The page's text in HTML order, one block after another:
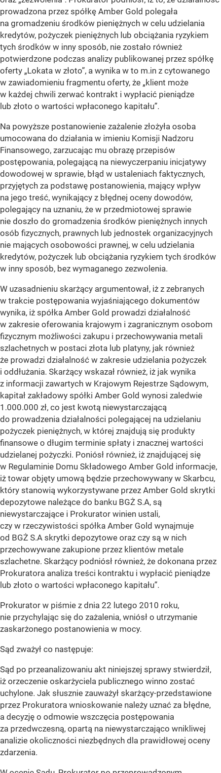
prowadzona przez spółkę Amber Gold polegała
na gromadzeniu środków pieniężnych w celu udzielania
kredytów, pożyczek pieniężnych lub obciążania ryzykiem
tych środków w inny sposób, nie zostało również
potwierdzone podczas analizy publikowanej przez spółkę
oferty „Lokata w złoto”, a wynika w to m.in z cytowanego
w zawiadomieniu fragmentu oferty, że „klient może
w każdej chwili zerwać kontrakt i wypłacić pieniądze
lub złoto o wartości wpłaconego kapitału”.
Na powyższe postanowienie zażalenie złożyła osoba
umocowana do działania w imieniu Komisji Nadzoru
Finansowego, zarzucając mu obrazę przepisów
postępowania, polegającą na niewyczerpaniu inicjatywy
dowodowej w sprawie, błąd w ustaleniach faktycznych,
przyjętych za podstawę postanowienia, mający wpływ
na jego treść, wynikający z błędnej oceny dowodów,
polegający na uznaniu, że w przedmiotowej sprawie
nie doszło do gromadzenia środków pieniężnych innych
osób fizycznych, prawnych lub jednostek organizacyjnych
nie mających osobowości prawnej, w celu udzielania
kredytów, pożyczek lub obciążania ryzykiem tych środków
w inny sposób, bez wymaganego zezwolenia.
W uzasadnieniu skarżący argumentował, iż z zebranych
w trakcie postępowania wyjaśniającego dokumentów
wynika, iż spółka Amber Gold prowadzi działalność
w zakresie oferowania krajowym i zagranicznym osobom
fizycznym możliwości zakupu i przechowywania metali
szlachetnych w postaci złota lub platyny, jak również
że prowadzi działalność w zakresie udzielania pożyczek
i oddłużania. Skarżący wskazał również, iż jak wynika
z informacji zawartych w Krajowym Rejestrze Sądowym,
kapitał zakładowy spółki Amber Gold wynosi zaledwie
1.000.000 zł, co jest kwotą niewystarczającą
do prowadzenia działalności polegającej na udzielaniu
pożyczek pieniężnych, w której znajdują się produkty
finansowe o długim terminie spłaty i znacznej wartości
udzielanej pożyczki. Poniósł również, iż znajdującej się
w Regulaminie Domu Składowego Amber Gold informacje,
iż towar objęty umową będzie przechowywany w Skarbcu,
który stanowią wykorzystywane przez Amber Gold skrytki
depozytowe należące do banku BGŻ S.A, są
niewystarczające i Prokurator winien ustali,
czy w rzeczywistości spółka Amber Gold wynajmuje
od BGŻ S.A skrytki depozytowe oraz czy są w nich
przechowywane zakupione przez klientów metale
szlachetne. Skarżący podniósł również, że dokonana przez
Prokuratora analiza treści kontraktu i wypłacić pieniądze
lub złoto o wartości wpłaconego kapitału”.
Prokurator w piśmie z dnia 22 lutego 2010 roku,
nie przychylając się do zażalenia, wniósł o utrzymanie
zaskarżonego postanowienia w mocy.
Sąd zważył co następuje:
Sąd po przeanalizowaniu akt niniejszej sprawy stwierdził,
iż orzeczenie oskarżyciela publicznego winno zostać
uchylone. Jak słusznie zauważył skarżący-przedstawione
przez Prokuratora wnioskowanie należy uznać za błędne,
a decyzję o odmowie wszczęcia postępowania
za przedwczesną, opartą na niewystarczająco wnikliwej
analizie okoliczności niezbędnych dla prawidłowej oceny
zdarzenia.